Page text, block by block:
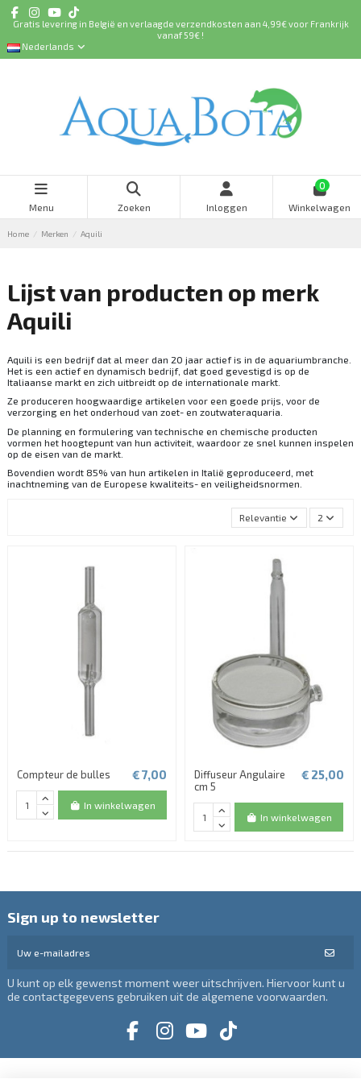
Gratis levering in België en verlaagde verzendkosten aan 4,99€ voor Frankrijk
vanaf 59€ !
Nederlands
Menu Zoeken Inloggen
0
Winkelwagen
Home Merken Aquili
Lijst van producten op merk
Aquili
Aquili is een bedrijf dat al meer dan 20 jaar actief is in de aquariumbranche.
Het is een actief en dynamisch bedrijf, dat goed gevestigd is op de
Italiaanse markt en zich uitbreidt op de internationale markt.
Ze produceren hoogwaardige artikelen voor een goede prijs, voor de
verzorging en het onderhoud van zoet- en zoutwateraquaria.
De planning en formulering van technische en chemische producten
vormen het hoogtepunt van hun activiteit, waardoor ze snel kunnen inspelen
op de eisen van de markt.
Bovendien wordt 85% van hun artikelen in Italië geproduceerd, met
inachtneming van de Europese kwaliteits- en veiligheidsnormen.
Relevantie 2
Compteur de bulles € 7,00
In winkelwagen
Diffuseur Angulaire
cm 5
€ 25,00
In winkelwagen
Sign up to newsletter
U kunt op elk gewenst moment weer uitschrijven. Hiervoor kunt u
de contactgegevens gebruiken uit de algemene voorwaarden.